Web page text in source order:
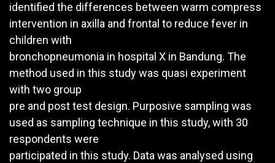
identified the differences between warm compress
intervention in axilla and frontal to reduce fever in
children with
bronchopneumonia in hospital X in Bandung. The
method used in this study was quasi experiment
with two group
pre and post test design. Purposive sampling was
used as sampling technique in this study, with 30
respondents were
participated in this study. Data was analysed using